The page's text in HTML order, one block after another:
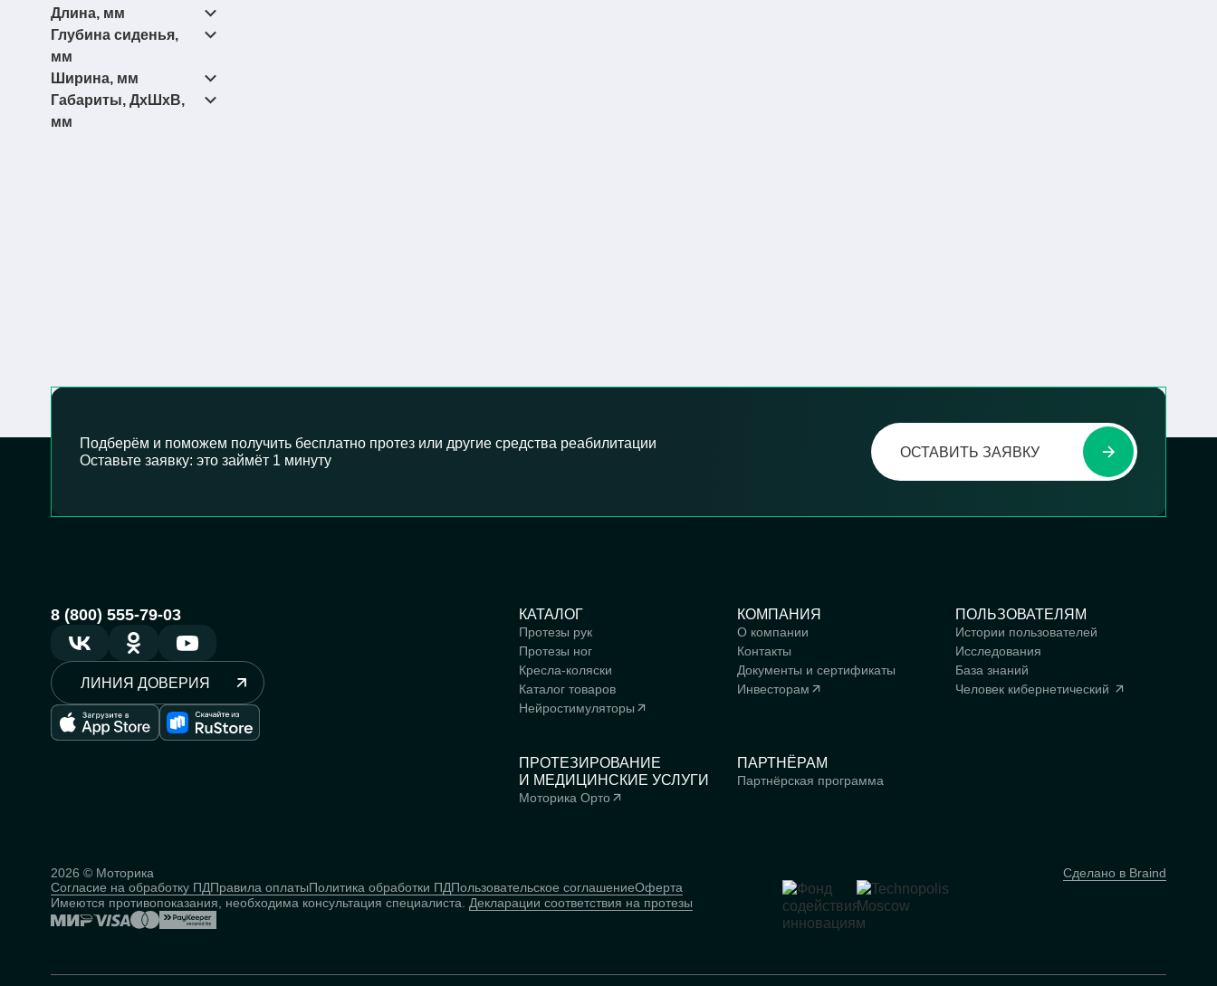
360,380,400,420
(1)
Длина, мм
(1)
Глубина сиденья,
мм
360-420 (1)
405 (1)
Ширина, мм
690 (1)
Габариты, ДхШхВ,
мм
Подберём и поможем получить бесплатно протез или другие средства реабилитации
Оставьте заявку: это займёт 1 минуту
ОСТАВИТЬ ЗАЯВКУ
8 (800) 555-79-03
ЛИНИЯ ДОВЕРИЯ
КАТАЛОГ
Протезы рук
Протезы ног
Кресла-коляски
Каталог товаров
Нейростимуляторы
КОМПАНИЯ
О компании
Контакты
Документы и сертификаты
Инвесторам
ПОЛЬЗОВАТЕЛЯМ
Истории пользователей
Исследования
База знаний
Человек кибернетический
ПРОТЕЗИРОВАНИЕ
И МЕДИЦИНСКИЕ УСЛУГИ
Моторика Орто
ПАРТНЁРАМ
Партнёрская программа
2026 © Моторика
Согласие на обработку ПДПравила оплатыПолитика обработки ПДПользовательское соглашениеОферта
Имеются противопоказания, необходима консультация специалиста. Декларации соответствия на протезы
Сделано в Braind